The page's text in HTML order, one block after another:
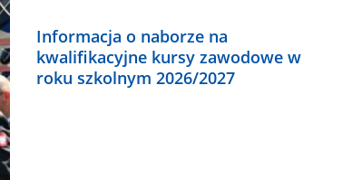
Informacja o naborze na
kwalifikacyjne kursy zawodowe w
roku szkolnym 2026/2027